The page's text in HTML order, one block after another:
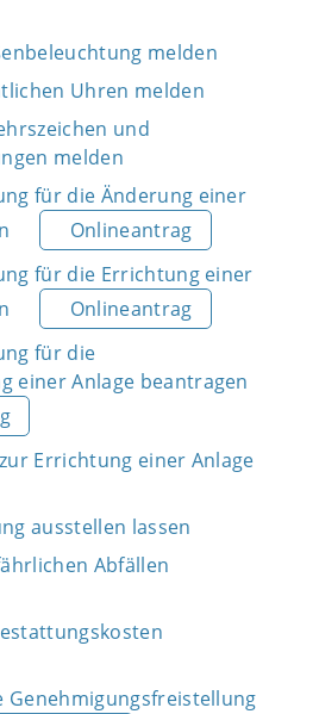
melden
Uhren melden
und
melden
für die Änderung einer
Onlineantrag
für die Errichtung einer
Onlineantrag
für die
einer Anlage beantragen
Errichtung einer Anlage
ausstellen lassen
Abfällen
Genehmigungsfreistellung